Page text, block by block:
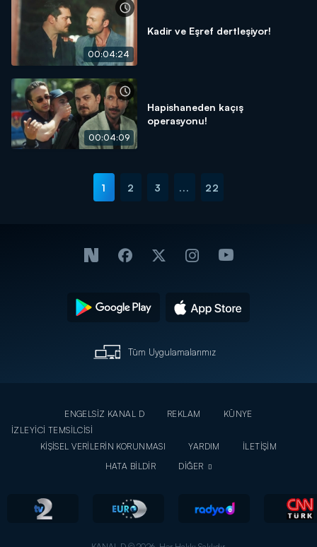
00:04:24
Kadir ve Eşref dertleşiyor!
00:04:09
Hapishaneden kaçış
operasyonu!
1 2 3 ... 22
Tüm Uygulamalarımız
ENGELSİZ KANAL D REKLAM
KÜNYE
İZLEYİCİ TEMSİLCİSİ
KİŞİSEL VERİLERİN KORUNMASI
YARDIM
İLETİŞİM
HATA BİLDİR
DİĞER